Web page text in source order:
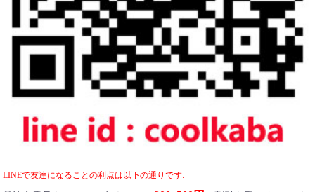
LINEで友達になることの利点は以下の通りです: